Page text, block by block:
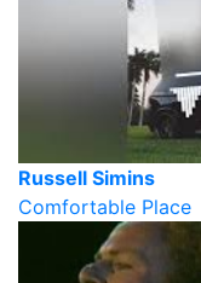
Russell Simins
Comfortable Place